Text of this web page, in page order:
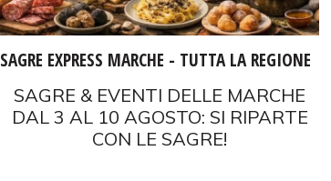
SAGRE EXPRESS MARCHE - TUTTA LA REGIONE
SAGRE & EVENTI DELLE MARCHE
DAL 3 AL 10 AGOSTO: SI RIPARTE
CON LE SAGRE!